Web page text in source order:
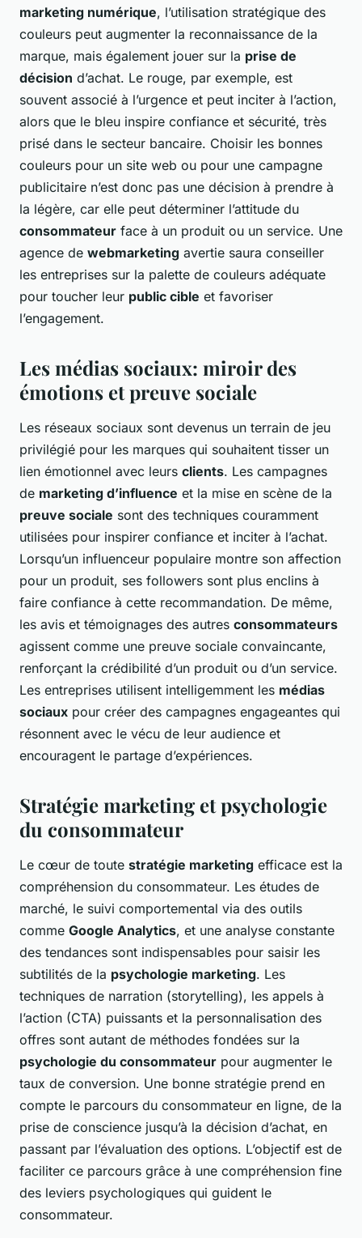
marketing numérique, l’utilisation stratégique des
couleurs peut augmenter la reconnaissance de la
marque, mais également jouer sur la prise de
décision d’achat. Le rouge, par exemple, est
souvent associé à l’urgence et peut inciter à l’action,
alors que le bleu inspire confiance et sécurité, très
prisé dans le secteur bancaire. Choisir les bonnes
couleurs pour un site web ou pour une campagne
publicitaire n’est donc pas une décision à prendre à
la légère, car elle peut déterminer l’attitude du
consommateur face à un produit ou un service. Une
agence de webmarketing avertie saura conseiller
les entreprises sur la palette de couleurs adéquate
pour toucher leur public cible et favoriser
l’engagement.
Les médias sociaux: miroir des
émotions et preuve sociale
Les réseaux sociaux sont devenus un terrain de jeu
privilégié pour les marques qui souhaitent tisser un
lien émotionnel avec leurs clients. Les campagnes
de marketing d’influence et la mise en scène de la
preuve sociale sont des techniques couramment
utilisées pour inspirer confiance et inciter à l’achat.
Lorsqu’un influenceur populaire montre son affection
pour un produit, ses followers sont plus enclins à
faire confiance à cette recommandation. De même,
les avis et témoignages des autres consommateurs
agissent comme une preuve sociale convaincante,
renforçant la crédibilité d’un produit ou d’un service.
Les entreprises utilisent intelligemment les médias
sociaux pour créer des campagnes engageantes qui
résonnent avec le vécu de leur audience et
encouragent le partage d’expériences.
Stratégie marketing et psychologie
du consommateur
Le cœur de toute stratégie marketing efficace est la
compréhension du consommateur. Les études de
marché, le suivi comportemental via des outils
comme Google Analytics, et une analyse constante
des tendances sont indispensables pour saisir les
subtilités de la psychologie marketing. Les
techniques de narration (storytelling), les appels à
l’action (CTA) puissants et la personnalisation des
offres sont autant de méthodes fondées sur la
psychologie du consommateur pour augmenter le
taux de conversion. Une bonne stratégie prend en
compte le parcours du consommateur en ligne, de la
prise de conscience jusqu’à la décision d’achat, en
passant par l’évaluation des options. L’objectif est de
faciliter ce parcours grâce à une compréhension fine
des leviers psychologiques qui guident le
consommateur.